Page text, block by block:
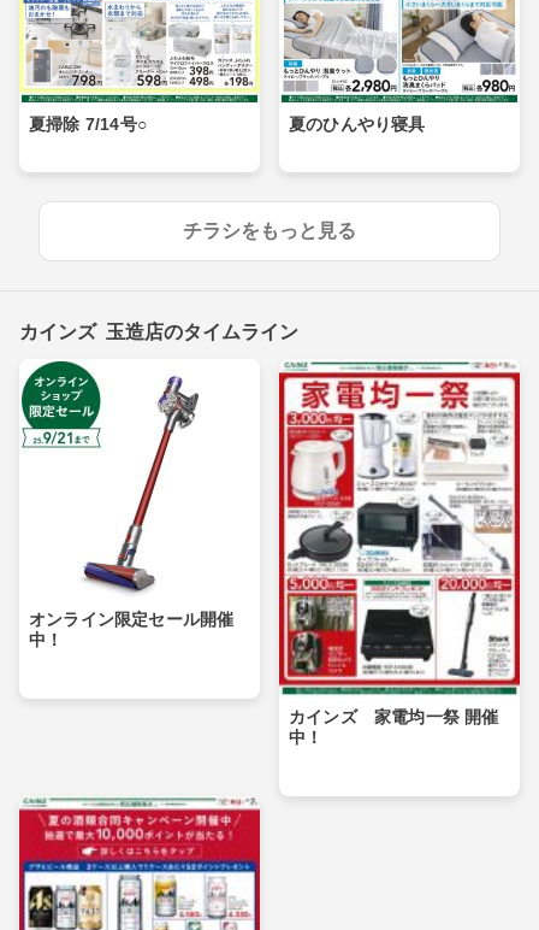
夏掃除 7/14号○ 夏のひんやり寝具
チラシをもっと見る
カインズ 玉造店のタイムライン
オンライン限定セール開催
中！
カインズ 家電均一祭 開催
中！